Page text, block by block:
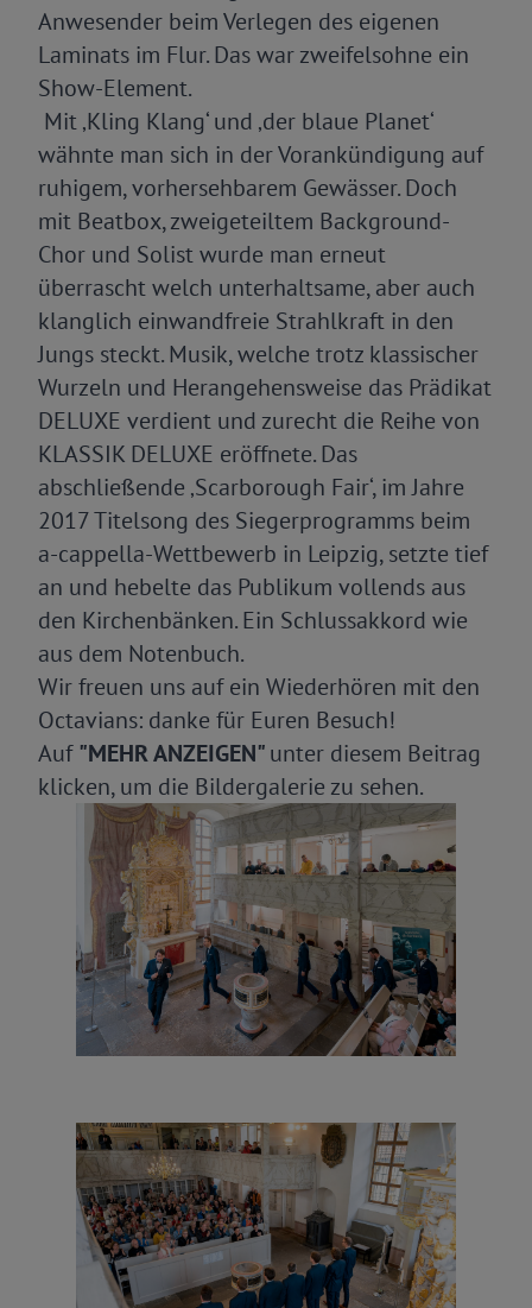
Anwesender beim Verlegen des eigenen
Laminats im Flur. Das war zweifelsohne ein
Show-Element.
Mit ‚Kling Klang‘ und ‚der blaue Planet‘
wähnte man sich in der Vorankündigung auf
ruhigem, vorhersehbarem Gewässer. Doch
mit Beatbox, zweigeteiltem Background-
Chor und Solist wurde man erneut
überrascht welch unterhaltsame, aber auch
klanglich einwandfreie Strahlkraft in den
Jungs steckt. Musik, welche trotz klassischer
Wurzeln und Herangehensweise das Prädikat
DELUXE verdient und zurecht die Reihe von
KLASSIK DELUXE eröffnete. Das
abschließende ‚Scarborough Fair‘, im Jahre
2017 Titelsong des Siegerprogramms beim
a-cappella-Wettbewerb in Leipzig, setzte tief
an und hebelte das Publikum vollends aus
den Kirchenbänken. Ein Schlussakkord wie
aus dem Notenbuch.
Wir freuen uns auf ein Wiederhören mit den
Octavians: danke für Euren Besuch!
Auf "MEHR ANZEIGEN"unter diesem Beitrag
klicken, um die Bildergalerie zu sehen.